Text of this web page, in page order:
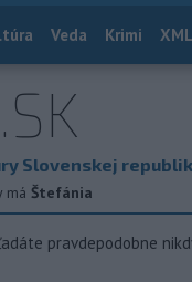
Veda Krimi
.SK
Slovenskej
má Štefánia
pravdepodobne